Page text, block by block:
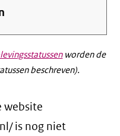
worden de
beschreven).
website
is nog niet